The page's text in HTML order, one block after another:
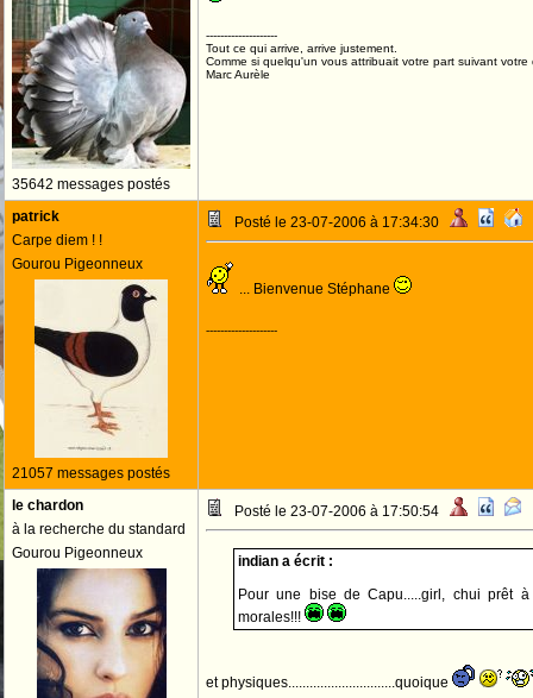
35642 messages postés
--------------------
Tout ce qui arrive, arrive justement.
Comme si quelqu'un vous attribuait votre part suivant votre
Marc Aurèle
patrick
Carpe diem ! !
Gourou Pigeonneux
21057 messages postés
Posté le 23-07-2006 à 17:34:30
... Bienvenue Stéphane
--------------------
le chardon
à la recherche du standard
Gourou Pigeonneux
Posté le 23-07-2006 à 17:50:54
indian a écrit :
Pour une bise de Capu.....girl, chui prêt
morales!!!
et physiques..............................quoique